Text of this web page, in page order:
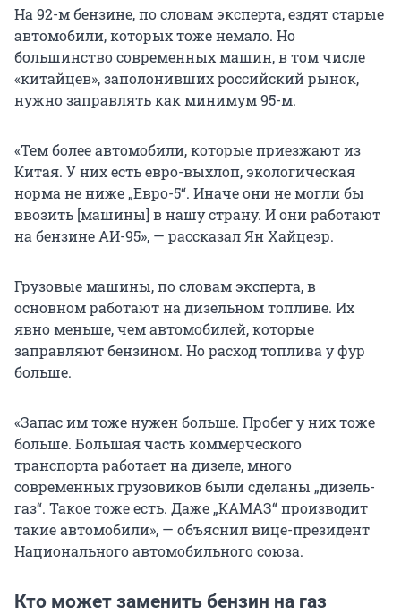
На 92-м бензине, по словам эксперта, ездят старые
автомобили, которых тоже немало. Но
большинство современных машин, в том числе
«китайцев», заполонивших российский рынок,
нужно заправлять как минимум 95-м.
«Тем более автомобили, которые приезжают из
Китая. У них есть евро-выхлоп, экологическая
норма не ниже „Евро-5“. Иначе они не могли бы
ввозить [машины] в нашу страну. И они работают
на бензине АИ-95», — рассказал Ян Хайцеэр.
Грузовые машины, по словам эксперта, в
основном работают на дизельном топливе. Их
явно меньше, чем автомобилей, которые
заправляют бензином. Но расход топлива у фур
больше.
«Запас им тоже нужен больше. Пробег у них тоже
больше. Большая часть коммерческого
транспорта работает на дизеле, много
современных грузовиков были сделаны „дизель-
газ“. Такое тоже есть. Даже „КАМАЗ“ производит
такие автомобили», — объяснил вице-президент
Национального автомобильного союза.
Кто может заменить бензин на газ